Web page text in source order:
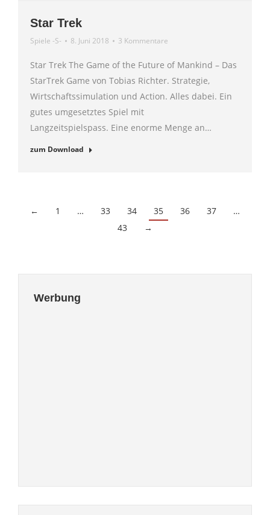
Star Trek
Spiele -S- 8. Juni 2018 3 Kommentare
Star Trek The Game of the Future of Mankind – Das
StarTrek Game von Tobias Richter. Strategie,
Wirtschaftssimulation und Action. Alles dabei. Ein
gutes umgesetztes Spiel mit
Langzeitspielspass. Eine enorme Menge an…
zum Download
← 1 … 33 34 35 36 37
…
43
→
Werbung